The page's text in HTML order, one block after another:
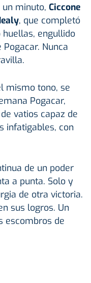
minuto, Ciccone
, que completó
huellas, engullido
Nunca
mismo tono, se
Pogacar,
vatios capaz de
infatigables, con
de un poder
a punta. Solo y
de otra victoria.
sus logros. Un
escombros de